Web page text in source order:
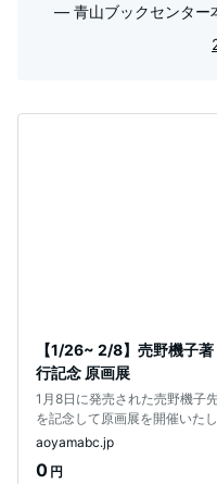
— 青山ブックセンター
【1/26~ 2/8】売野機子
行記念 原画展
1月8日に発売された売野機
を記念して原画展を開催いた
aoyamabc.jp
0 円